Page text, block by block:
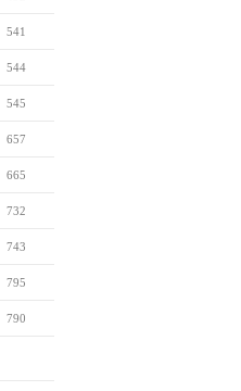
541
544
545
657
665
732
743
795
790